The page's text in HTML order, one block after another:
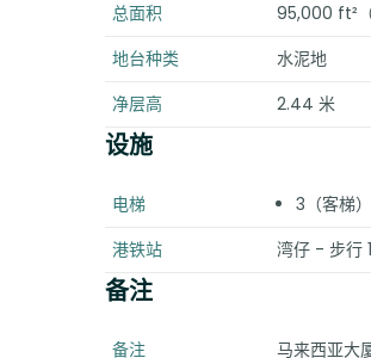
总面积
95,000 ft²（
地台种类
水泥地
净层高
2.44 米
设施
电梯
3（客梯）
港铁站
湾仔 - 步行
备注
备注 马来西亚大